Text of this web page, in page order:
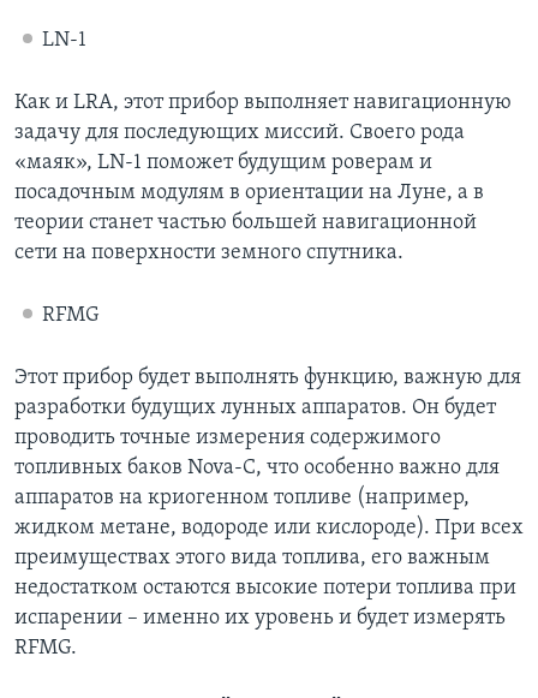
LN-1
Как и LRA, этот прибор выполняет навигационную
задачу для последующих миссий. Своего рода
«маяк», LN-1 поможет будущим роверам и
посадочным модулям в ориентации на Луне, а в
теории станет частью большей навигационной
сети на поверхности земного спутника.
RFMG
Этот прибор будет выполнять функцию, важную для
разработки будущих лунных аппаратов. Он будет
проводить точные измерения содержимого
топливных баков Nova-C, что особенно важно для
аппаратов на криогенном топливе (например,
жидком метане, водороде или кислороде). При всех
преимуществах этого вида топлива, его важным
недостатком остаются высокие потери топлива при
испарении – именно их уровень и будет измерять
RFMG.